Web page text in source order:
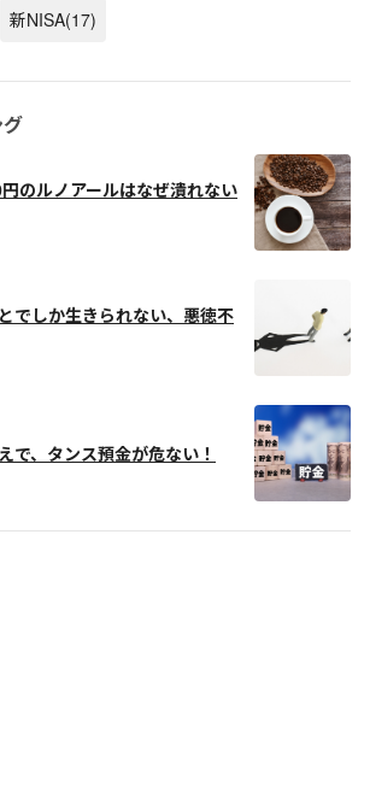
新NISA(17)
のルノアールはなぜ潰れない
でしか生きられない、悪徳不
で、タンス預金が危ない！